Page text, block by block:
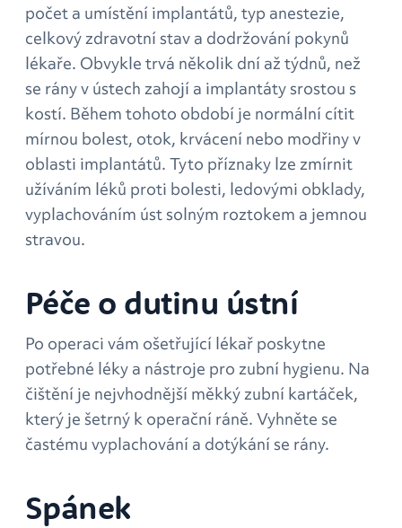
počet a umístění implantátů, typ anestezie,
celkový zdravotní stav a dodržování pokynů
lékaře. Obvykle trvá několik dní až týdnů, než
se rány v ústech zahojí a implantáty srostou s
kostí. Během tohoto období je normální cítit
mírnou bolest, otok, krvácení nebo modřiny v
oblasti implantátů. Tyto příznaky lze zmírnit
užíváním léků proti bolesti, ledovými obklady,
vyplachováním úst solným roztokem a jemnou
stravou.
Péče o dutinu ústní
Po operaci vám ošetřující lékař poskytne
potřebné léky a nástroje pro zubní hygienu. Na
čištění je nejvhodnější měkký zubní kartáček,
který je šetrný k operační ráně. Vyhněte se
častému vyplachování a dotýkání se rány.
Spánek